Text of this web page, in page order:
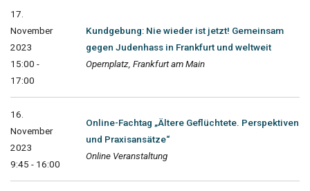
17.
November
2023
15:00 -
17:00
Kundgebung: Nie wieder ist jetzt! Gemeinsam
gegen Judenhass in Frankfurt und weltweit
Opernplatz, Frankfurt am Main
16.
November
2023
9:45 - 16:00
Online-Fachtag „Ältere Geflüchtete. Perspektiven
und Praxisansätze“
Online Veranstaltung